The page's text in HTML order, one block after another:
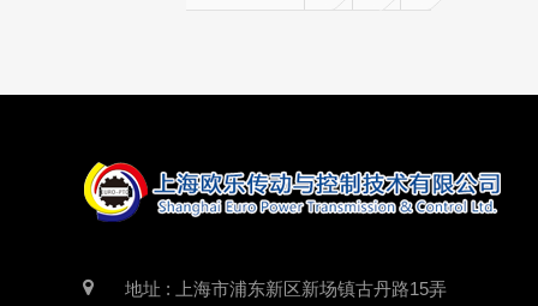
地址 : 上海市浦东新区新场镇古丹路15弄